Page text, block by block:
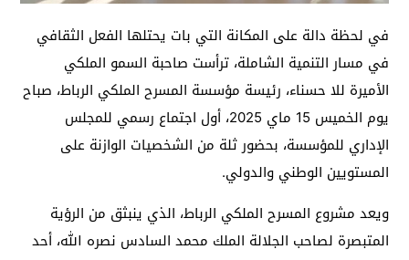
في لحظة دالة على المكانة التي بات يحتلها الفعل الثقافي
في مسار التنمية الشاملة، ترأست صاحبة السمو الملكي
الأميرة للا حسناء، رئيسة مؤسسة المسرح الملكي الرباط، صباح
يوم الخميس 15 ماي 2025، أول اجتماع رسمي للمجلس
الإداري للمؤسسة، بحضور ثلة من الشخصيات الوازنة على
المستويين الوطني والدولي.
ويعد مشروع المسرح الملكي الرباط، الذي ينبثق من الرؤية
المتبصرة لصاحب الجلالة الملك محمد السادس نصره الله، أحد